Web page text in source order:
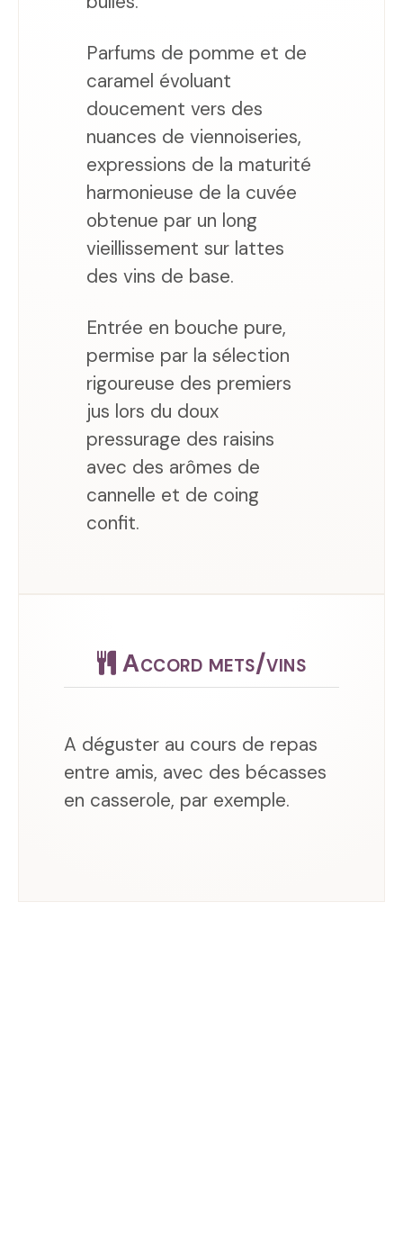
Parfums de pomme et de
caramel évoluant
doucement vers des
nuances de viennoiseries,
expressions de la maturité
harmonieuse de la cuvée
obtenue par un long
vieillissement sur lattes
des vins de base.
Entrée en bouche pure,
permise par la sélection
rigoureuse des premiers
jus lors du doux
pressurage des raisins
avec des arômes de
cannelle et de coing
confit.
Accord mets/vins
A déguster au cours de repas
entre amis, avec des bécasses
en casserole, par exemple.